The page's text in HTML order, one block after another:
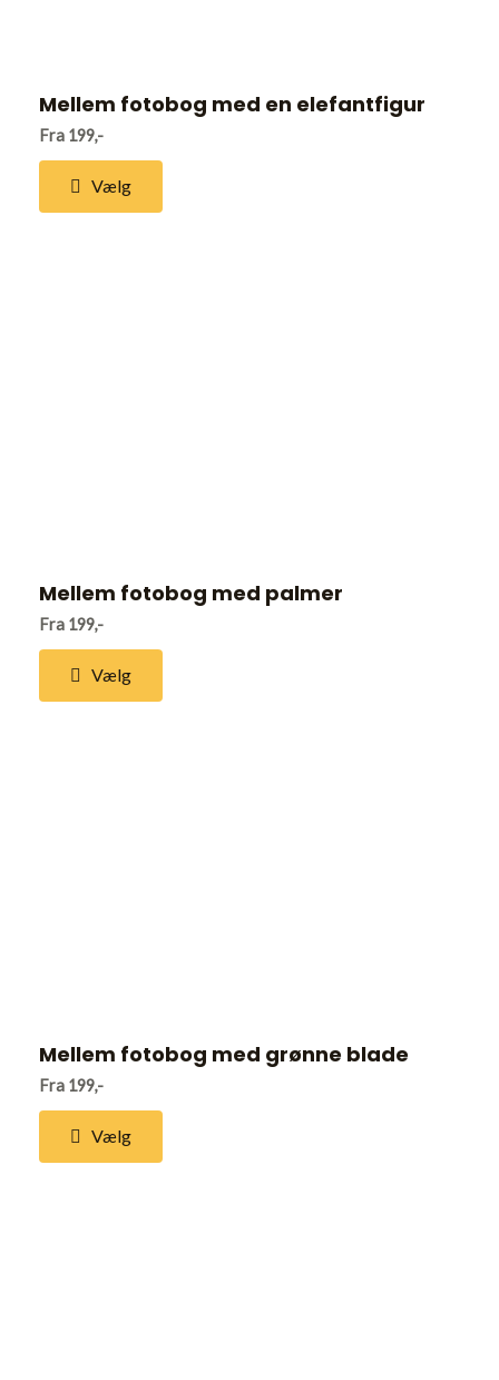
Mellem fotobog med en elefantfigur
Fra 199,-
Vælg
Mellem fotobog med palmer
Fra 199,-
Vælg
Mellem fotobog med grønne blade
Fra 199,-
Vælg